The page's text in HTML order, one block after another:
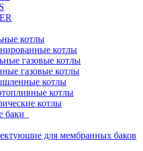
котлы
котлы
газовые котлы
газовые котлы
котлы
котлы
котлы
баки
для мембранных баков